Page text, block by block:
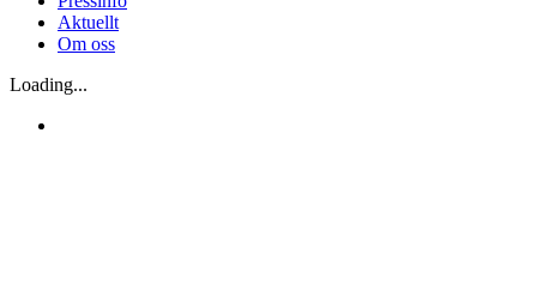
Aktuellt
Om oss
Loading...